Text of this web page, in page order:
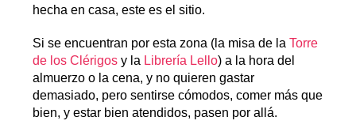
hecha en casa, este es el sitio.
Si se encuentran por esta zona (la misa de laTorre
de los Clérigos y la Librería Lello) a la hora del
almuerzo o la cena, y no quieren gastar
demasiado, pero sentirse cómodos, comer más que
bien, y estar bien atendidos, pasen por allá.